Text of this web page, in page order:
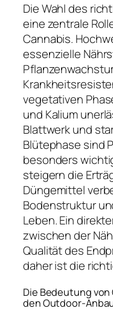
Die Wahl des
eine zentrale
Cannabis.
essenzielle
vegetativen
und Kalium
Blattwerk und
Blütephase sind
besonders
steigern die
Düngemittel
Bodenstruktur
Leben. Ein
zwischen der
Qualität des
daher ist die
Die Bedeutung
den Outdoor-